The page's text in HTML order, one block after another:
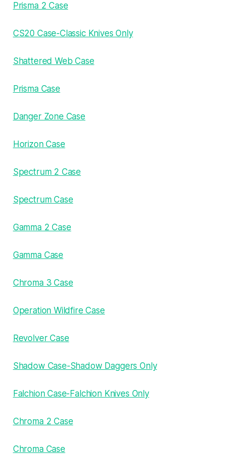
Prisma 2 Case
CS20 Case-Classic Knives Only
Shattered Web Case
Prisma Case
Danger Zone Case
Horizon Case
Spectrum 2 Case
Spectrum Case
Gamma 2 Case
Gamma Case
Chroma 3 Case
Operation Wildfire Case
Revolver Case
Shadow Case-Shadow Daggers Only
Falchion Case-Falchion Knives Only
Chroma 2 Case
Chroma Case